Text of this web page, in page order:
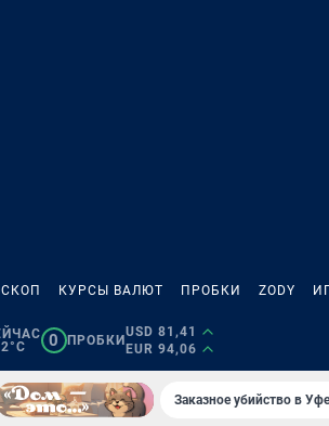
КУРСЫ ВАЛЮТ ПРОБКИ ZODY
0 ПРОБКИ
USD 81,41
EUR 94,06
Заказное убийство в